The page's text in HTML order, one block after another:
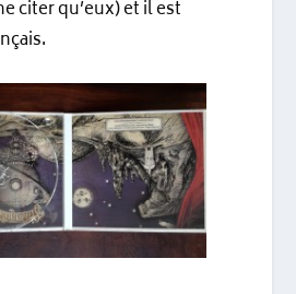
citer qu’eux) et il est